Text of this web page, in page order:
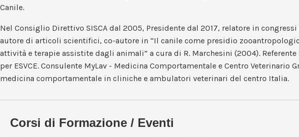
Canile.
Nel Consiglio Direttivo SISCA dal 2005, Presidente dal 2017, relatore in
autore di articoli scientifici, co-autore in “Il canile come presidio
attività e terapie assistite dagli animali” a cura di R. Marchesini (2004).
per ESVCE. Consulente MyLav - Medicina Comportamentale e Centro Veterinario
medicina comportamentale in cliniche e ambulatori veterinari del centro Italia.
Corsi di Formazione / Eventi